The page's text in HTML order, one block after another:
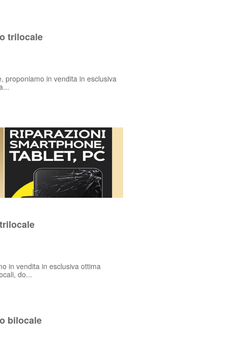
trilocale
proponiamo in vendita in esclusiva
in vendita in esclusiva ottima
do...
bilocale